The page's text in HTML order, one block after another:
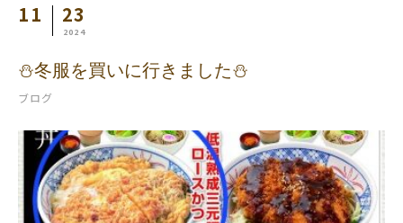
11 23
2024
⛄冬服を買いに行きました⛄
ブログ